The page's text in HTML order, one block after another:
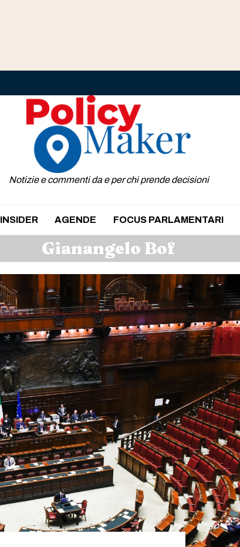
Notizie e commenti da e per chi prende decisioni
INSIDER AGENDE FOCUS PARLAMENTARI
Gianangelo Bof